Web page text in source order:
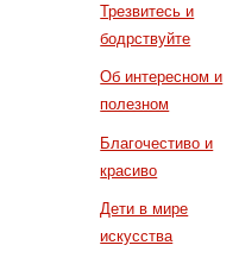
Трезвитесь и
бодрствуйте
Об интересном и
полезном
Благочестиво и
красиво
Дети в мире
искусства